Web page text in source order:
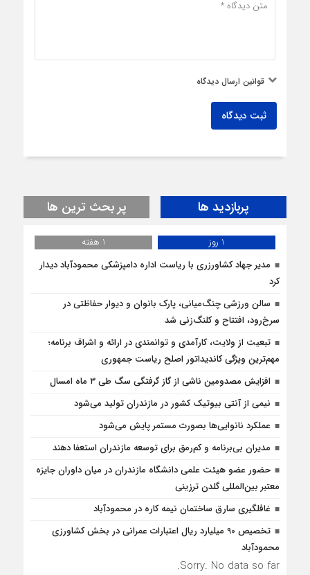
قوانین ارسال دیدگاه
ثبت دیدگاه
پربازدید ها پر بحث ترین ها
1 روز
1 هفته
مدیر جهاد کشاورزری با ریاست اداره دامپزشکی محمودآباد دیدار
کرد
سالن ورزشی چنگ‌میانی، پارک بانوان و دیوار حفاظتی در
سرخ‌رود، افتتاح و کلنگ‌زنی شد
تبعیت از ولایت، کارآمدی و توانمندی در ارائه و اشراف برنامه؛
مهم‌ترین ویژگی کاندیداتور اصلح ریاست جمهوری
افزایش مصدومین ناشی از گاز گرفتگی سگ طی ۳ ماه امسال
نیمی از آنتی بیوتیک کشور در مازندران تولید می‌شود
عملکرد نانوایی‌ها بصورت مستمر پایش می‌شود
مدیران بی‌برنامه و کم‌رمق برای توسعه مازندران استعفا دهند
حضور عضو هیئت علمی دانشگاه مازندران در میان داوران جایزه
معتبر بین‌المللی گلدن ترزینی
غافلگيري سارق ساختمان نيمه کاره در محمودآباد
تخصیص 90 میلیارد ریال اعتبارات عمرانی در بخش کشاورزی
محمودآباد
Sorry. No data so far.